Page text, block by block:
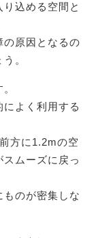
込める空間と
の原因となるの
。
よく利用する
方に1.2mの空
ムーズに戻っ
のが密集しな